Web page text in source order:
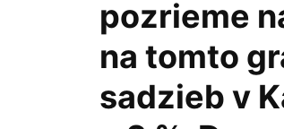
pozrieme
na tomto
sadzieb v